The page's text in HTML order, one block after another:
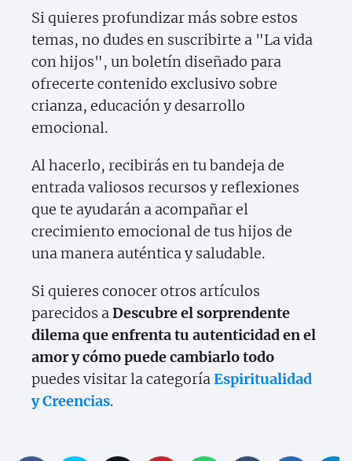
Si quieres profundizar más sobre estos
temas, no dudes en suscribirte a "La vida
con hijos", un boletín diseñado para
ofrecerte contenido exclusivo sobre
crianza, educación y desarrollo
emocional.
Al hacerlo, recibirás en tu bandeja de
entrada valiosos recursos y reflexiones
que te ayudarán a acompañar el
crecimiento emocional de tus hijos de
una manera auténtica y saludable.
Si quieres conocer otros artículos
parecidos aDescubre el sorprendente
dilema que enfrenta tu autenticidad en el
amor y cómo puede cambiarlo todo
puedes visitar la categoríaEspiritualidad
y Creencias.